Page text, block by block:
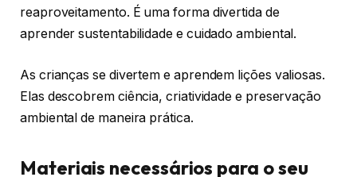
reaproveitamento. É uma forma divertida de
aprender sustentabilidade e cuidado ambiental.
As crianças se divertem e aprendem lições valiosas.
Elas descobrem ciência, criatividade e preservação
ambiental de maneira prática.
Materiais necessários para o seu